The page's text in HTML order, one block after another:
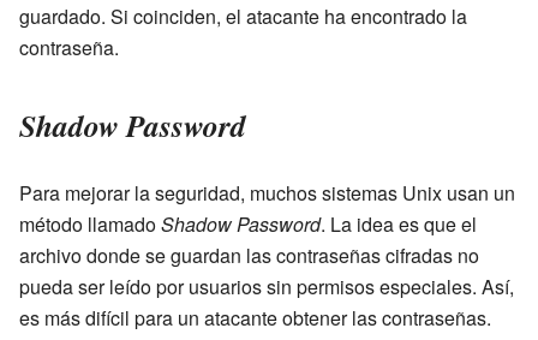
guardado. Si coinciden, el atacante ha encontrado la
contraseña.
Shadow Password
Para mejorar la seguridad, muchos sistemas Unix usan un
método llamadoShadow Password. La idea es que el
archivo donde se guardan las contraseñas cifradas no
pueda ser leído por usuarios sin permisos especiales. Así,
es más difícil para un atacante obtener las contraseñas.